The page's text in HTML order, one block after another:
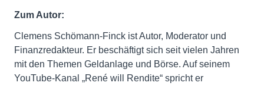
Zum Autor:
Clemens Schömann-Finck ist Autor, Moderator und
Finanzredakteur. Er beschäftigt sich seit vielen Jahren
mit den Themen Geldanlage und Börse. Auf seinem
YouTube-Kanal „René will Rendite“ spricht er